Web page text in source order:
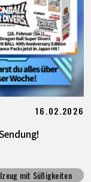
16.02.2026
mit Süßigkeiten